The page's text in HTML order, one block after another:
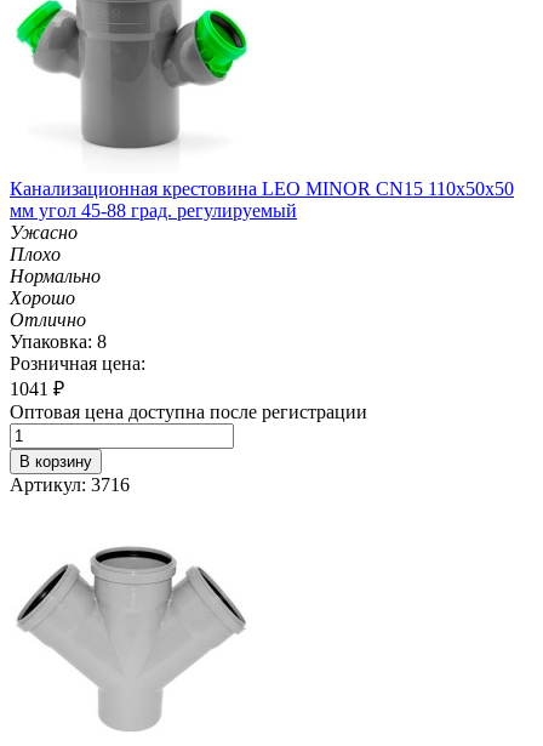
Канализационная крестовина LEO MINOR CN15 110х50х50
мм угол 45-88 град. регулируемый
Ужасно
Плохо
Нормально
Хорошо
Отлично
Упаковка: 8
Розничная цена:
1041 ₽
Оптовая цена доступна после регистрации
В корзину
Артикул: 3716